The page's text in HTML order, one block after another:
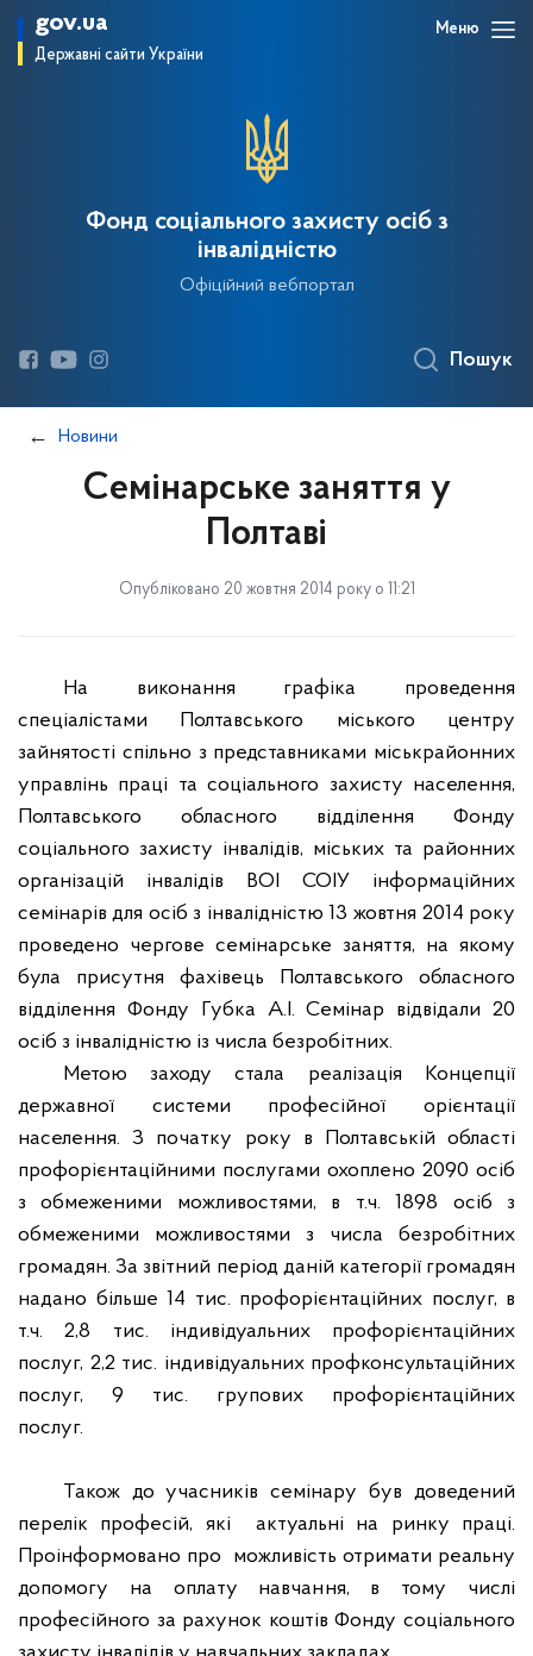
gov.ua
Державні сайти України
Меню
Фонд соціального захисту осіб з
інвалідністю
Офіційний вебпортал
Пошук
Новини
Семінарське заняття у
Полтаві
Опубліковано 20 жовтня 2014 року о 11:21
На виконання графіка проведення
спеціалістами Полтавського міського центру
зайнятості спільно з представниками міськрайонних
управлінь праці та соціального захисту населення,
Полтавського обласного відділення Фонду
соціального захисту інвалідів, міських та районних
організацій інвалідів ВОІ СОІУ інформаційних
семінарів для осіб з інвалідністю 13 жовтня 2014 року
проведено чергове семінарське заняття, на якому
була присутня фахівець Полтавського обласного
відділення Фонду Губка А.І. Семінар відвідали 20
осіб з інвалідністю із числа безробітних.
Метою заходу стала реалізація Концепції
державної системи професійної орієнтації
населення. З початку року в Полтавській області
профорієнтаційними послугами охоплено 2090 осіб
з обмеженими можливостями, в т.ч. 1898 осіб з
обмеженими можливостями з числа безробітних
громадян. За звітний період даній категорії громадян
надано більше 14 тис. профорієнтаційних послуг, в
т.ч. 2,8 тис. індивідуальних профорієнтаційних
послуг, 2,2 тис. індивідуальних профконсультаційних
послуг, 9 тис. групових профорієнтаційних
послуг.
Також до учасників семінару був доведений
перелік професій, які
актуальні на ринку праці.
Проінформовано про
можливість отримати реальну
допомогу на оплату навчання, в тому числі
професійного за рахунок коштів Фонду соціального